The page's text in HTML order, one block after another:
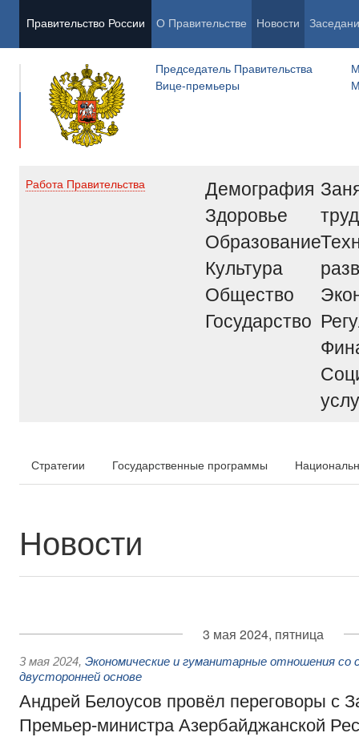
Правительство России О Правительстве Новости
Председатель Правительства
Вице-премьеры
Работа Правительства
Демография
Здоровье
Образование
Культура
Общество
Государство
труд
Стратегии Государственные программы
Новости
3 мая 2024, пятница
3 мая 2024, Экономические и гуманитарные отношения со
двусторонней основе
Андрей Белоусов провёл переговоры с
Премьер-министра Азербайджанской